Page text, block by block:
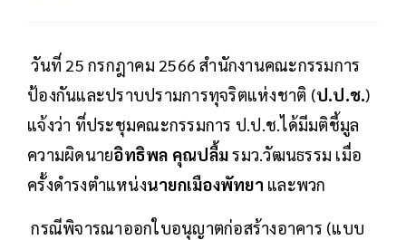
วันที่ 25 กรกฎาคม 2566 สำนักงานคณะกรรมการ
ป้องกันและปราบปรามการทุจริตแห่งชาติ (ป.ป.ช.)
แจ้งว่า ที่ประชุมคณะกรรมการ ป.ป.ช.ได้มีมติชี้มูล
ความผิดนายอิทธิพล คุณปลื้มรมว.วัฒนธรรม เมื่อ
ครั้งดำรงตำแหน่งนายกเมืองพัทยา และพวก
กรณีพิจารณาออกใบอนุญาตก่อสร้างอาคาร (แบบ